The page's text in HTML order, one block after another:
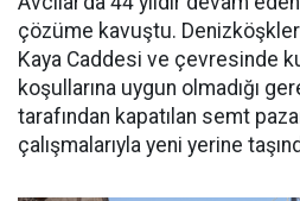
çözüme kavuştu.
Kaya Caddesi ve çevresinde
koşullarına uygun olmadığı
tarafından kapatılan semt
çalışmalarıyla yeni yerine